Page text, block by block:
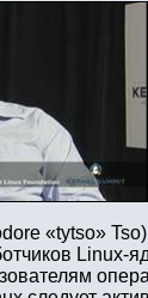
«tytso»
Linux-